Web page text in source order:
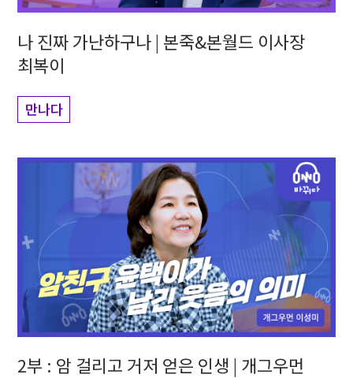
나 진짜 가난하구나 | 본죽&본월드 이사장
최복이
만나다
2부 : 암 걸리고 거저 얻은 인생 | 개그우먼